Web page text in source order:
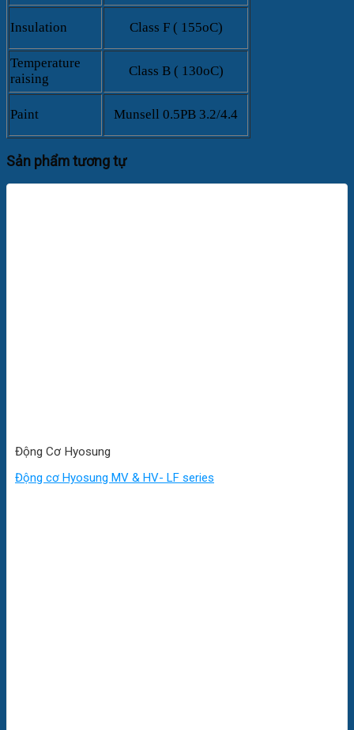
Insulation Class F ( 155oC)
Temperature
raising
Class B ( 130oC)
Paint Munsell 0.5PB 3.2/4.4
Sản phẩm tương tự
Động Cơ Hyosung
Động cơ Hyosung MV & HV- LF series